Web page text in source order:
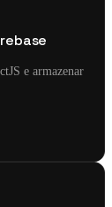
e armazenar